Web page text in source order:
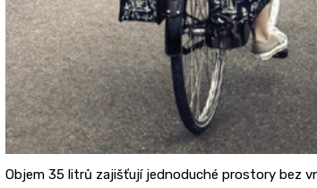
Objem 35 litrů zajišťují jednoduché prostory bez